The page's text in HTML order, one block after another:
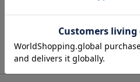
RoToToの商品一覧はこちらをクリッ